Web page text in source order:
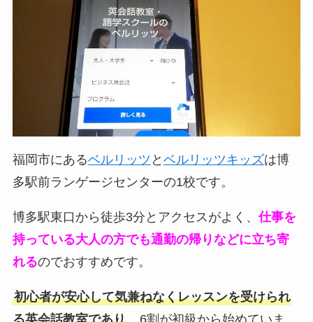
福岡市にあるベルリッツ と ベルリッツキッズは博
多駅前ランゲージセンターの1校です。
博多駅東口から徒歩3分とアクセスがよく、仕事を
持っている大人の方でも通勤の帰りなどに立ち寄
れるのでおすすめです。
初心者が安心して気兼ねなくレッスンを受けられ